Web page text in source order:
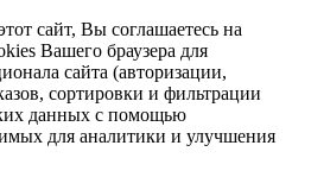
сайт, Вы соглашаетесь на
Вашего браузера для
сайта (авторизации,
сортировки и фильтрации
данных с помощью
для аналитики и улучшения